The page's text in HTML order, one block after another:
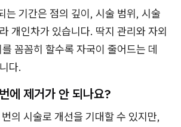
는 기간은 점의 깊이, 시술 범위, 시술
개인차가 있습니다. 딱지 관리와 자외
꼼꼼히 할수록 자국이 줄어드는 데
다.
에 제거가 안 되나요?
의 시술로 개선을 기대할 수 있지만,